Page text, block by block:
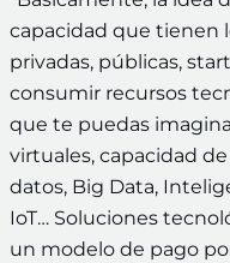
capacidad que tienen
privadas, públicas,
consumir recursos
que te puedas
virtuales, capacidad
datos, Big Data,
IoT… Soluciones
un modelo de pago